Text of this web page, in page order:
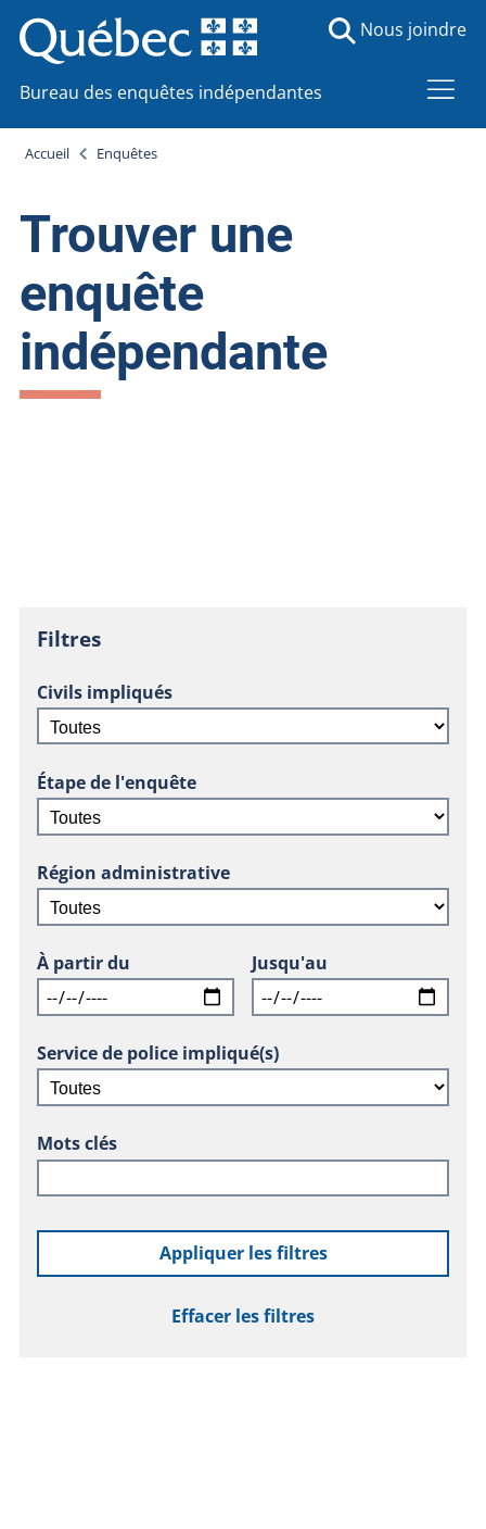
Bureau des enquêtes indépendantes
Nous joindre
Accueil Enquêtes
Trouver une
enquête
indépendante
Filtres
Civils impliqués
Étape de l'enquête
Région administrative
À partir du Jusqu'au
Service de police impliqué(s)
Mots clés
Appliquer les filtres
Effacer les filtres